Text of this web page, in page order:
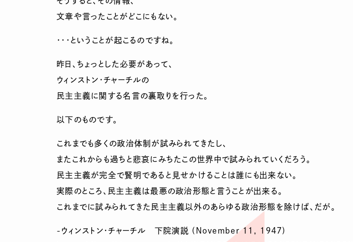
文章や言ったことがどこにもない。
・・・ということが起こるのですね。
昨日、ちょっとした必要があって、
ウィンストン・チャーチルの
民主主義に関する名言の裏取りを行った。
以下のものです。
これまでも多くの政治体制が試みられてきたし、
またこれからも過ちと悲哀にみちたこの世界中で試みられていくだろう。
民主主義が完全で賢明であると見せかけることは誰にも出来ない。
実際のところ、民主主義は最悪の政治形態と言うことが出来る。
これまでに試みられてきた民主主義以外のあらゆる政治形態を除けば、だが。
-ウィンストン・チャーチル 下院演説 (November 11, 1947)